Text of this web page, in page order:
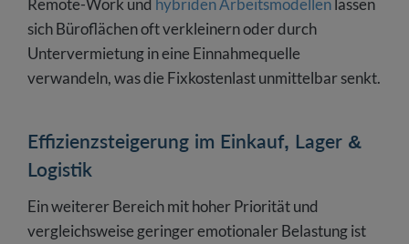
Remote-Work und hybriden Arbeitsmodellen lassen
sich Büroflächen oft verkleinern oder durch
Untervermietung in eine Einnahmequelle
verwandeln, was die Fixkostenlast unmittelbar senkt.
Effizienzsteigerung im Einkauf, Lager &
Logistik
Ein weiterer Bereich mit hoher Priorität und
vergleichsweise geringer emotionaler Belastung ist